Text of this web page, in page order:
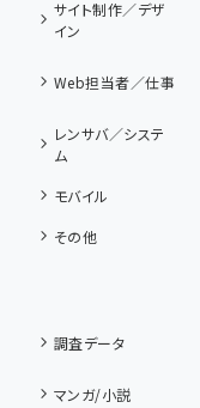
サイト制作／デザ
イン
Web担当者／仕事
レンサバ／システ
ム
モバイル
その他
調査データ
マンガ/小説